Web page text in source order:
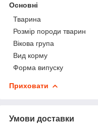
Основні
Тварина
Розмір породи тварин
Вікова група
Вид корму
Форма випуску
Приховати
Умови доставки